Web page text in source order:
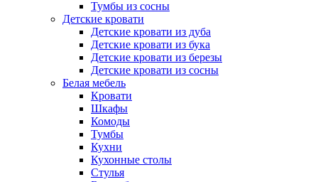
Тумбы из сосны
Детские кровати
Детские кровати из дуба
Детские кровати из бука
Детские кровати из березы
Детские кровати из сосны
Белая мебель
Кровати
Шкафы
Комоды
Тумбы
Кухни
Кухонные столы
Стулья